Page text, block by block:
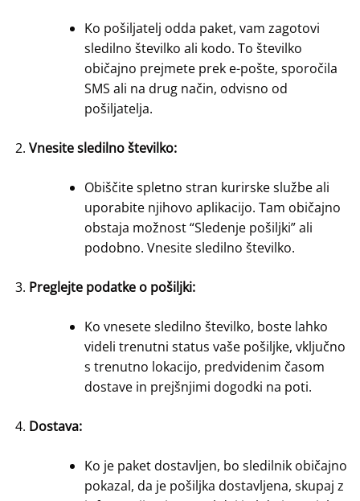
Ko pošiljatelj odda paket, vam zagotovi
sledilno številko ali kodo. To številko
običajno prejmete prek e-pošte, sporočila
SMS ali na drug način, odvisno od
pošiljatelja.
Vnesite sledilno številko:
Obiščite spletno stran kurirske službe ali
uporabite njihovo aplikacijo. Tam običajno
obstaja možnost “Sledenje pošiljki” ali
podobno. Vnesite sledilno številko.
Preglejte podatke o pošiljki:
Ko vnesete sledilno številko, boste lahko
videli trenutni status vaše pošiljke, vključno
s trenutno lokacijo, predvidenim časom
dostave in prejšnjimi dogodki na poti.
Dostava:
Ko je paket dostavljen, bo sledilnik običajno
pokazal, da je pošiljka dostavljena, skupaj z